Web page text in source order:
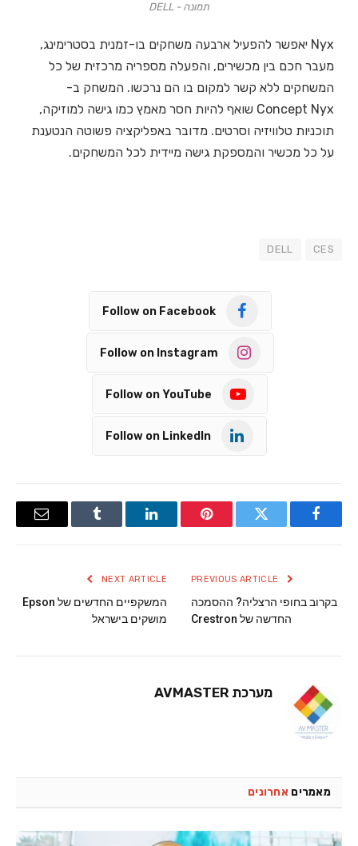
תמונה - DELL
Nyx יאפשר להפעיל ארבעה משחקים בו-זמנית בסטרימינג,
מעבר חכם בין מכשירים, והפעלה מספריה מרכזית של כל
המשחקים ללא קשר למקום בו הם נרכשו. המשחק ב-
Concept Nyx שואף להיות חסר מאמץ כמו גישה למוזיקה,
תוכניות טלוויזיה וסרטים. מדובר באפליקציה פשוטה הנטענת
על כל מכשיר והמספקת גישה מיידית לכל המשחקים.
CES
DELL
Follow on Facebook
Follow on Instagram
Follow on YouTube
Follow on LinkedIn
Facebook
Twitter
Pinterest
LinkedIn
Tumblr
Email
בקרוב בחופי הרצליה? ההסמכה
החדשה של Crestron
NEXT ARTICLE
המשקפיים החדשים של Epson
מושקים בישראל
מערכת AVMASTER
מאמרים אחרונים